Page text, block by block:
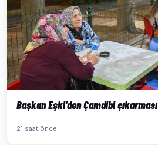
Başkan Eşki’den Çamdibi çıkarması
21 saat önce